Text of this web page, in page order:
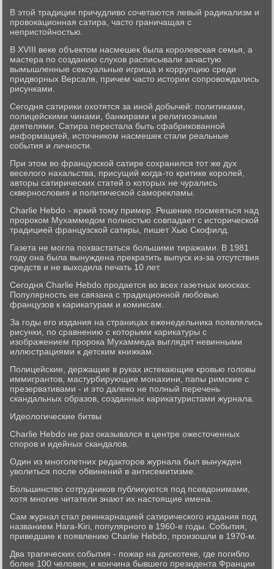
В этой традиции причудливо сочетаются левый радикализм и
провокационная сатира, часто граничащая с
непристойностью.
В XVIII веке объектом насмешек была королевская семья, а
мастера по созданию слухов расписывали зачастую
вымышленные сексуальные игрища и коррупцию среди
придворных Версаля, причем часто истории сопровождались
рисунками.
Сегодня сатирики охотятся за иной добычей: политиками,
полицейскими чинами, банкирами и религиозными
деятелями. Сатира перестала быть сфабрикованной
информацией, источником насмешек стали реальные
события и личности.
При этом во французской сатире сохранился тот же дух
веселого нахальства, присущий когда-то критике королей,
авторы сатирических статей о которых не чурались
сквернословия и политической саморекламы.
Charlie Hebdo - яркий тому пример. Решение посмеяться над
пророком Мухаммедом полностью совпадает с исторической
традицией французской сатиры, пишет Хью Скофилд.
Газета не могла похвастаться большими тиражами. В 1981
году она была вынуждена прекратить выпуск из-за отсутствия
средств и не выходила печать 10 лет.
Сегодня Charlie Hebdo продается во всех газетных киосках.
Популярность ее связана с традиционной любовью
французов к карикатурам и комиксам.
За годы его издания на страницах еженедельника появлялись
рисунки, по сравнению с которыми карикатуры с
изображением пророка Мухаммеда выглядят невинными
иллюстрациями к детским книжкам.
Полицейские, держащие в руках истекающие кровью головы
иммигрантов, мастурбирующие монахини, папы римские с
презервативами - и это далеко не полный перечень
скандальных образов, созданных карикатуристами журнала.
Идеологические битвы
Charlie Hebdo не раз оказывался в центре ожесточенных
споров и идейных скандалов.
Один из многолетних редакторов журнала был вынужден
уволиться после обвинений в антисемитизме.
Большинство сотрудников публикуются под псевдонимами,
хотя многие читатели знают их настоящие имена.
Сам журнал стал реинкарнацией сатирического издания под
названием Hara-Kiri, популярного в 1960-е годы. События,
приведшие к появлению Charlie Hebdo, произошли в 1970-м.
Два трагических события - пожар на дискотеке, где погибло
более 100 человек, и кончина бывшего президента Франции